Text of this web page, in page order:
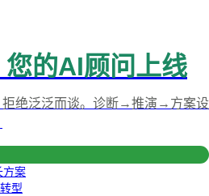
方案
型
的AI顾问上线
拒绝泛泛而谈。诊断→推演→方案设